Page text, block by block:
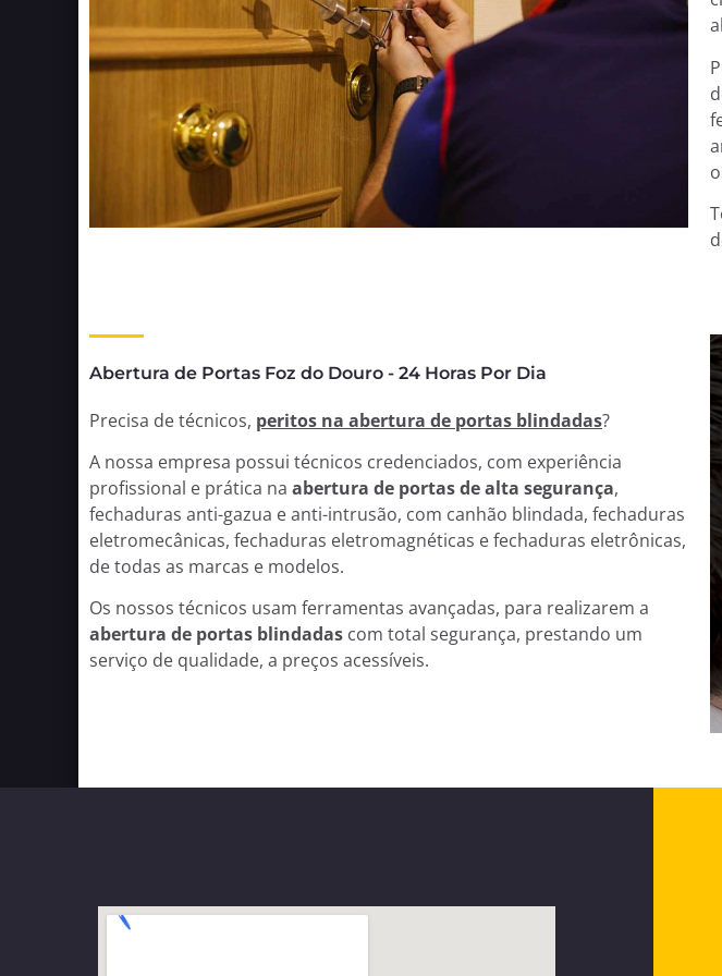
Abertura de Portas Foz do Douro - 24 Horas Por Dia
Precisa de técnicos, peritos na abertura de portas blindadas?
A nossa empresa possui técnicos credenciados, com experiência
profissional e prática na abertura de portas de alta segurança,
fechaduras anti-gazua e anti-intrusão, com canhão blindada, fechaduras
eletromecânicas, fechaduras eletromagnéticas e fechaduras eletrônicas,
de todas as marcas e modelos.
Os nossos técnicos usam ferramentas avançadas, para realizarem a
abertura de portas blindadas com total segurança, prestando um
serviço de qualidade, a preços acessíveis.